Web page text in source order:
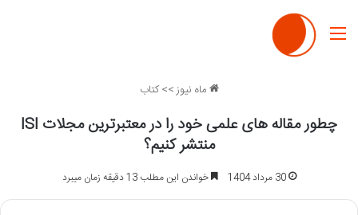
منو
ماه نیوز>> کتاب
چطور مقاله های علمی خود را در معتبرترین مجلات ISI
منتشر کنیم؟
30 مرداد 1404 خواندن این مطلب 13 دقیقه زمان میبرد